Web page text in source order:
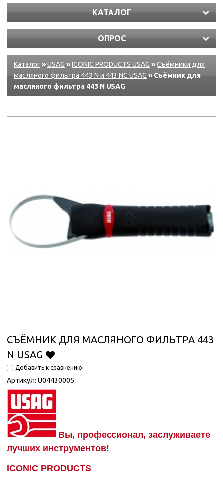
КАТАЛОГ
ОПРОС
Каталог»USAG »ICONIC PRODUCTS USAG »Съёмники для
масляного фильтра 443 N и 443 NC USAG » Съёмник для
масляного фильтра 443 N USAG
СЪЁМНИК ДЛЯ МАСЛЯНОГО ФИЛЬТРА 443
N USAG
Добавить к сравнению
Артикул: U04430005
Вы, профессионал, заслуживаете
лучших инструментов!
ICONIC PRODUCTS